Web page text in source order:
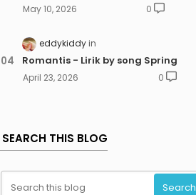
May 10, 2026 0
eddykiddy
Romantis - Lirik by song Spring
April 23, 2026 0
SEARCH THIS BLOG